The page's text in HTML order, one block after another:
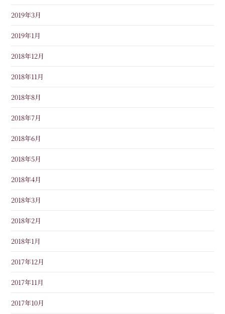
2019年3月
2019年1月
2018年12月
2018年11月
2018年8月
2018年7月
2018年6月
2018年5月
2018年4月
2018年3月
2018年2月
2018年1月
2017年12月
2017年11月
2017年10月